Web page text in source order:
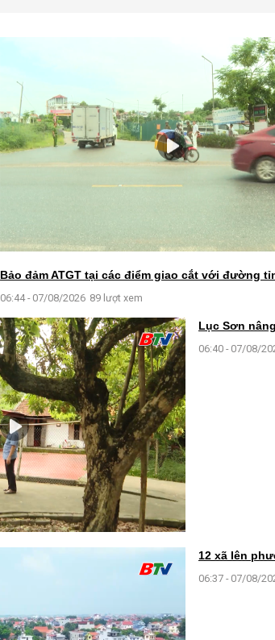
Bảo đảm ATGT tại các điểm giao cắt với đường
06:44 - 07/08/2026 89 lượt xem
Lục Sơn
06:40 - 07/08/
12 xã lên
06:37 - 07/08/